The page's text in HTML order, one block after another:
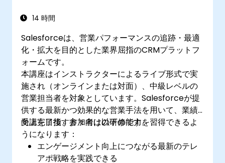
14 時間
Salesforceは、営業パフォーマンスの追跡・最適
化・拡大を目的とした業界屈指のCRMプラットフ
ォームです。
本講座はインストラクターによるライブ形式で実
施され（オンラインまたは対面）、中級レベルの
営業担当者を対象としています。Salesforceが提
供する最新かつ効果的な営業手法を用いて、業績
向上を目指す方々向けの研修です。
受講完了後、参加者は以下の能力を習得できるよ
うになります：
エンゲージメント向上につながる最新のテレ
アポ戦略を実践できる